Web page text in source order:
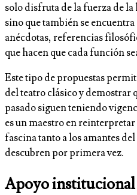
solo disfruta de la fuerza de
sino que también se
anécdotas, referencias
que hacen que cada función
Este tipo de propuestas
del teatro clásico y demostrar
pasado siguen teniendo
es un maestro en
fascina tanto a los amantes
descubren por primera vez.
Apoyo